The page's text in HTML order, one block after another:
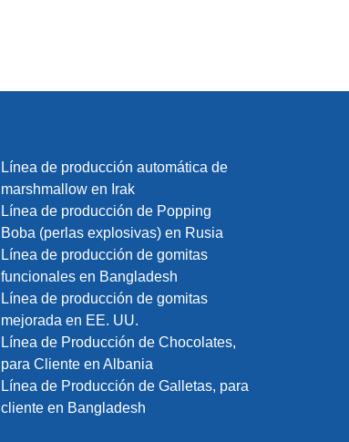
Línea de producción automática de
marshmallow en Irak
Línea de producción de Popping
Boba (perlas explosivas) en Rusia
Línea de producción de gomitas
funcionales en Bangladesh
Línea de producción de gomitas
mejorada en EE. UU.
Línea de Producción de Chocolates,
para Cliente en Albania
Línea de Producción de Galletas, para
cliente en Bangladesh